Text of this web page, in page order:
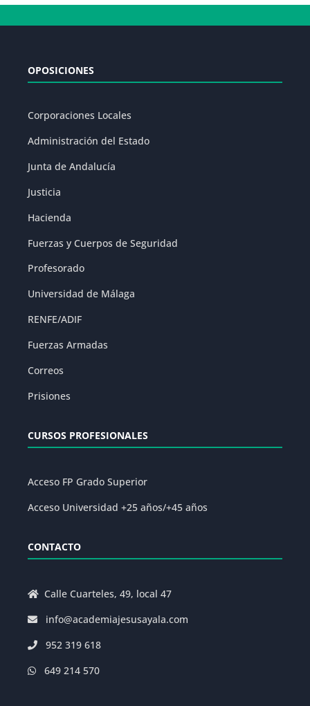
OPOSICIONES
Corporaciones Locales
Administración del Estado
Junta de Andalucía
Justicia
Hacienda
Fuerzas y Cuerpos de Seguridad
Profesorado
Universidad de Málaga
RENFE/ADIF
Fuerzas Armadas
Correos
Prisiones
CURSOS PROFESIONALES
Acceso FP Grado Superior
Acceso Universidad +25 años/+45 años
CONTACTO
Calle Cuarteles, 49, local 47
info@academiajesusayala.com
952 319 618
649 214 570